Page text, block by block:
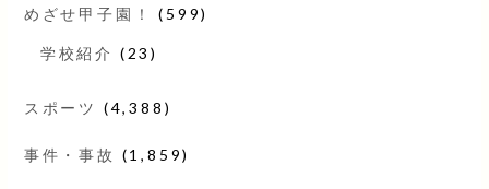
めざせ甲子園！ (599)
学校紹介 (23)
スポーツ (4,388)
事件・事故 (1,859)